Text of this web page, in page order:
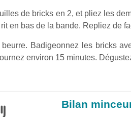
de bricks en 2, et pliez les
en bas de la bande. Repliez de
Badigeonnez les bricks
environ 15 minutes.
Bilan